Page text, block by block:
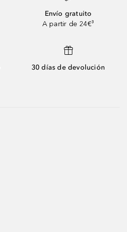
Envío gratuito
A partir de 24€³
30 días de devolución